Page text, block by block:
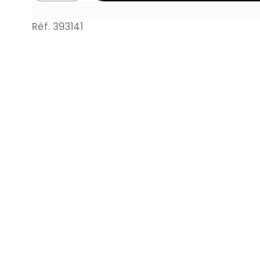
Réf. 393141